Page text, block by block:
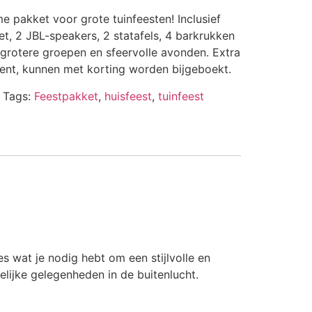
pakket voor grote tuinfeesten! Inclusief
2 JBL-speakers, 2 statafels, 4 barkrukken
groepen en sfeervolle avonden. Extra
kunnen met korting worden bijgeboekt.
Tags: Feestpakket, huisfeest, tuinfeest
wat je nodig hebt om een stijlvolle en
gelegenheden in de buitenlucht.